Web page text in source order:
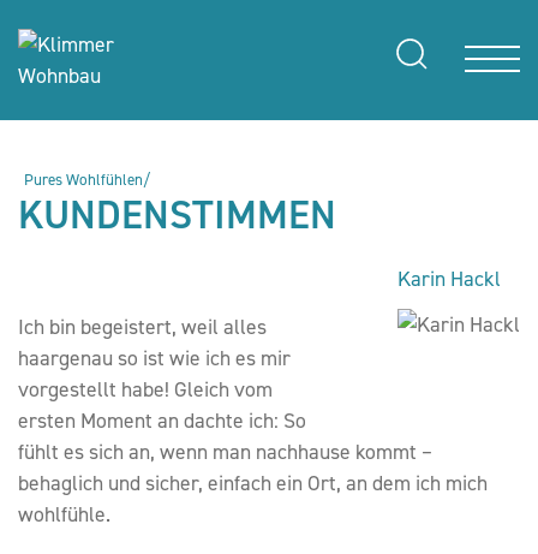
Pures Wohlfühlen/
KUNDENSTIMMEN
Karin Hackl
Ich bin begeistert, weil alles
haargenau so ist wie ich es mir
vorgestellt habe! Gleich vom
ersten Moment an dachte ich: So
fühlt es sich an, wenn man nachhause kommt –
behaglich und sicher, einfach ein Ort, an dem ich mich
wohlfühle.